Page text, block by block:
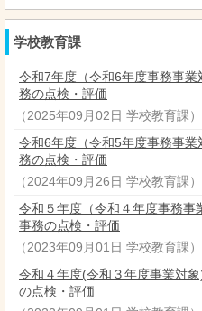
学校教育課
令和7年度（令和6年度事務事
務の点検・評価
（2025年09月02日 学校教育課 ）
令和6年度（令和5年度事務事
務の点検・評価
（2024年09月26日 学校教育課 ）
令和５年度（令和４年度事務事
事務の点検・評価
（2023年09月01日 学校教育課 ）
令和４年度(令和３年度事業対
の点検・評価